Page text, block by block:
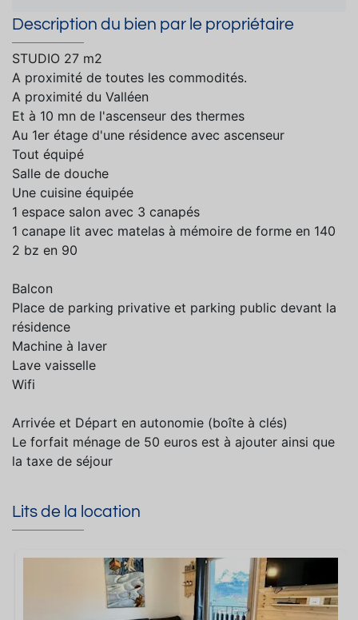
Description du bien par le propriétaire
STUDIO 27 m2
A proximité de toutes les commodités.
A proximité du Valléen
Et à 10 mn de l'ascenseur des thermes
Au 1er étage d'une résidence avec ascenseur
Tout équipé
Salle de douche
Une cuisine équipée
1 espace salon avec 3 canapés
1 canape lit avec matelas à mémoire de forme en 140
2 bz en 90
Balcon
Place de parking privative et parking public devant la
résidence
Machine à laver
Lave vaisselle
Wifi
Arrivée et Départ en autonomie (boîte à clés)
Le forfait ménage de 50 euros est à ajouter ainsi que
la taxe de séjour
Lits de la location